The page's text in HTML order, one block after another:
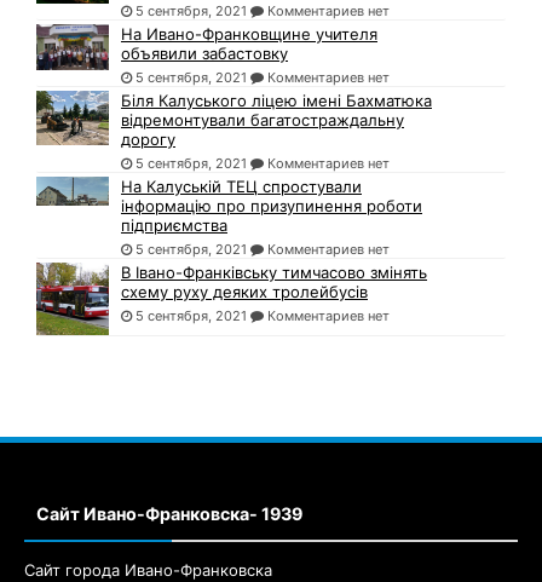
5 сентября, 2021 Комментариев нет
На Ивано-Франковщине учителя
объявили забастовку
5 сентября, 2021 Комментариев нет
Біля Калуського ліцею імені Бахматюка
відремонтували багатостраждальну
дорогу
5 сентября, 2021 Комментариев нет
На Калуській ТЕЦ спростували
інформацію про призупинення роботи
підприємства
5 сентября, 2021 Комментариев нет
В Івано-Франківську тимчасово змінять
схему руху деяких тролейбусів
5 сентября, 2021 Комментариев нет
Сайт Ивано-Франковска- 1939
Сайт города Ивано-Франковска